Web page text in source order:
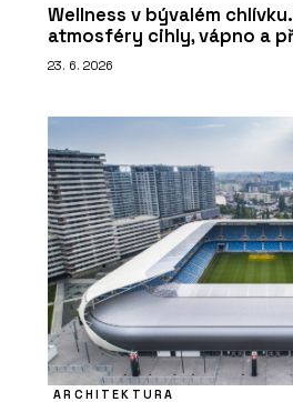
Wellness v bývalém
atmosféry cihly, vápno a
23. 6. 2026
ARCHITEKTURA